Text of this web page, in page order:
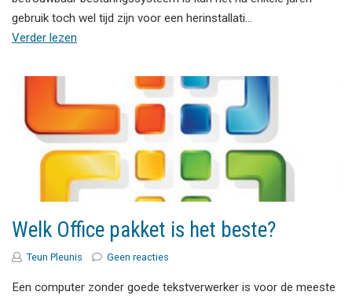
gebruik toch wel tijd zijn voor een herinstallati…
Verder lezen
Welk Office pakket is het beste?
Teun Pleunis Geen reacties
Een computer zonder goede tekstverwerker is voor de meeste